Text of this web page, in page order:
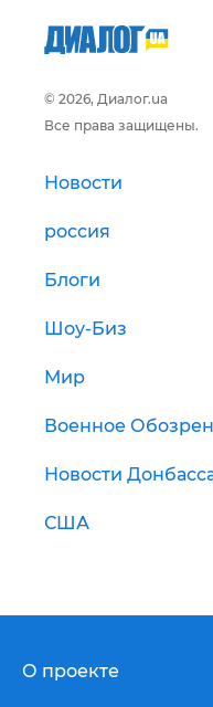
© 2026, Диалог.ua
Все права защищены.
Новости
россия
Блоги
Шоу-Биз
Мир
Военное
Новости
США
О проекте